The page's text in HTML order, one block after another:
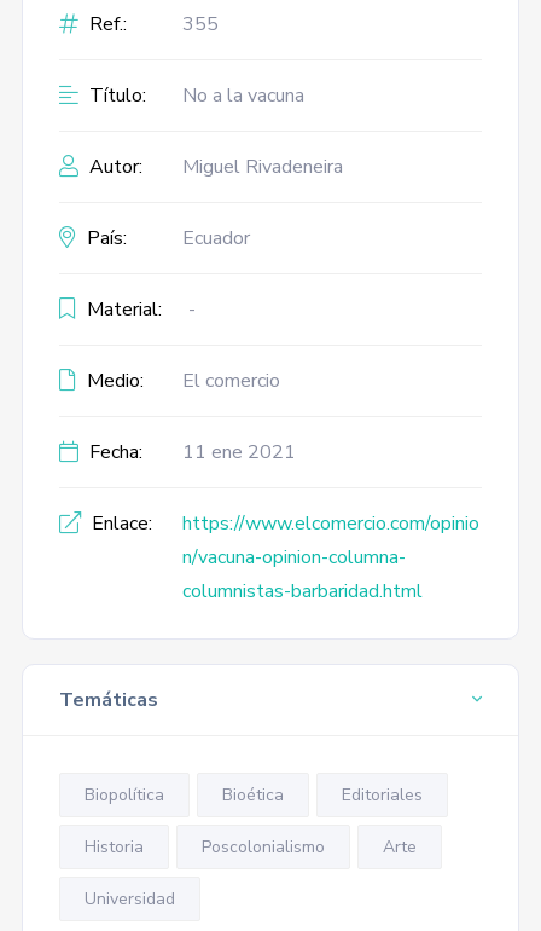
Ref.: 355
Título: No a la vacuna
Autor: Miguel Rivadeneira
País: Ecuador
Material: -
Medio: El comercio
Fecha: 11 ene 2021
Enlace:
https://www.elcomercio.com/opinio
n/vacuna-opinion-columna-
columnistas-barbaridad.html
Temáticas
Biopolítica Bioética Editoriales
Historia Poscolonialismo Arte
Universidad